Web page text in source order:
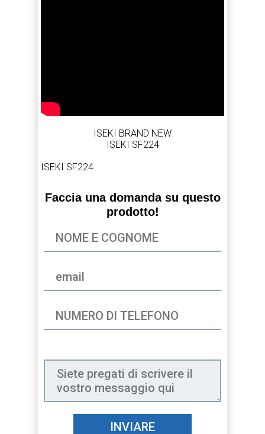
ISEKI BRAND NEW
ISEKI SF224
ISEKI SF224
Faccia una domanda su questo
prodotto!
INVIARE